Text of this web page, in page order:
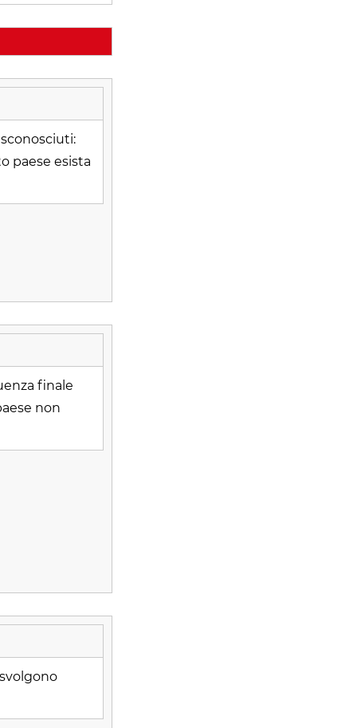
paese esista
finale
non